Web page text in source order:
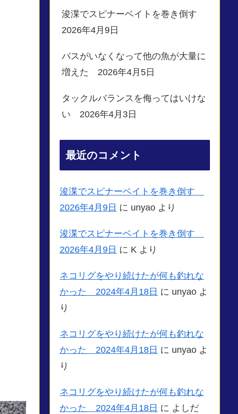
浚渫でスピナーベイトを巻き倒す
2026年4月9日
バスがいなくなって他の魚が大量に
増えた 2026年4月5日
タックルバランスを侮ってはいけな
い 2026年4月3日
最近のコメント
浚渫でスピナーベイトを巻き倒す
2026年4月9日 に unyao より
浚渫でスピナーベイトを巻き倒す
2026年4月9日 に K より
ネコリグをやり続けたが何も釣れな
かった 2024年4月18日 に unyao よ
り
ネコリグをやり続けたが何も釣れな
かった 2024年4月18日 に unyao よ
り
ネコリグをやり続けたが何も釣れな
かった 2024年4月18日 に よしだ